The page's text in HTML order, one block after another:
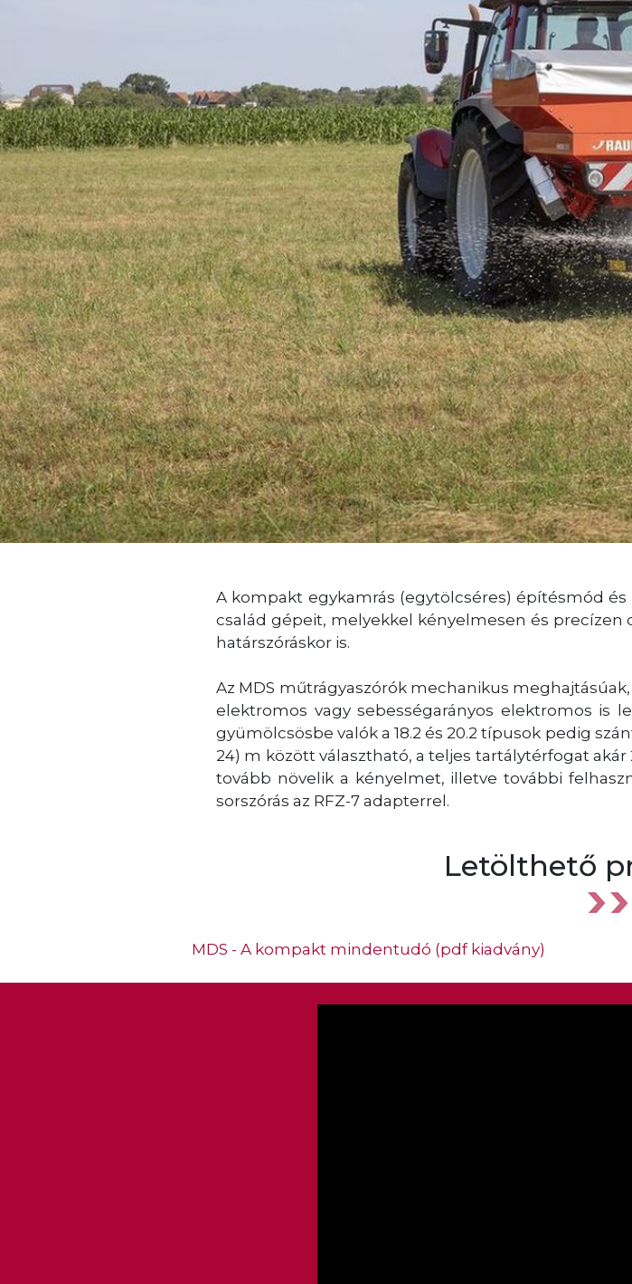
A kompakt egykamrás (egytölcséres) építésmód
család gépeit, melyekkel kényelmesen és precízen
határszóráskor is.
Az MDS műtrágyaszórók mechanikus
elektromos vagy sebességarányos elektromos is
gyümölcsösbe valók a 18.2 és 20.2 típusok pedig
24) m között választható, a teljes tartálytérfogat
tovább növelik a kényelmet, illetve további
sorszórás az RFZ-7 adapterrel.
Letölthető
MDS - A kompakt mindentudó (pdf kiadvány)